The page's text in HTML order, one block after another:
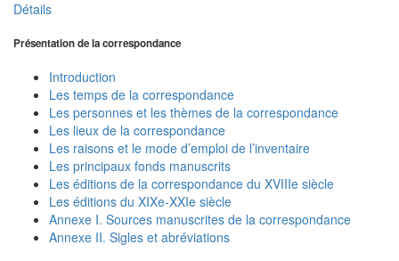
Détails
Présentation de la correspondance
Introduction
Les temps de la correspondance
Les personnes et les thèmes de la correspondance
Les lieux de la correspondance
Les raisons et le mode d’emploi de l’inventaire
Les principaux fonds manuscrits
Les éditions de la correspondance du XVIIIe siècle
Les éditions du XIXe-XXIe siècle
Annexe I. Sources manuscrites de la correspondance
Annexe II. Sigles et abréviations